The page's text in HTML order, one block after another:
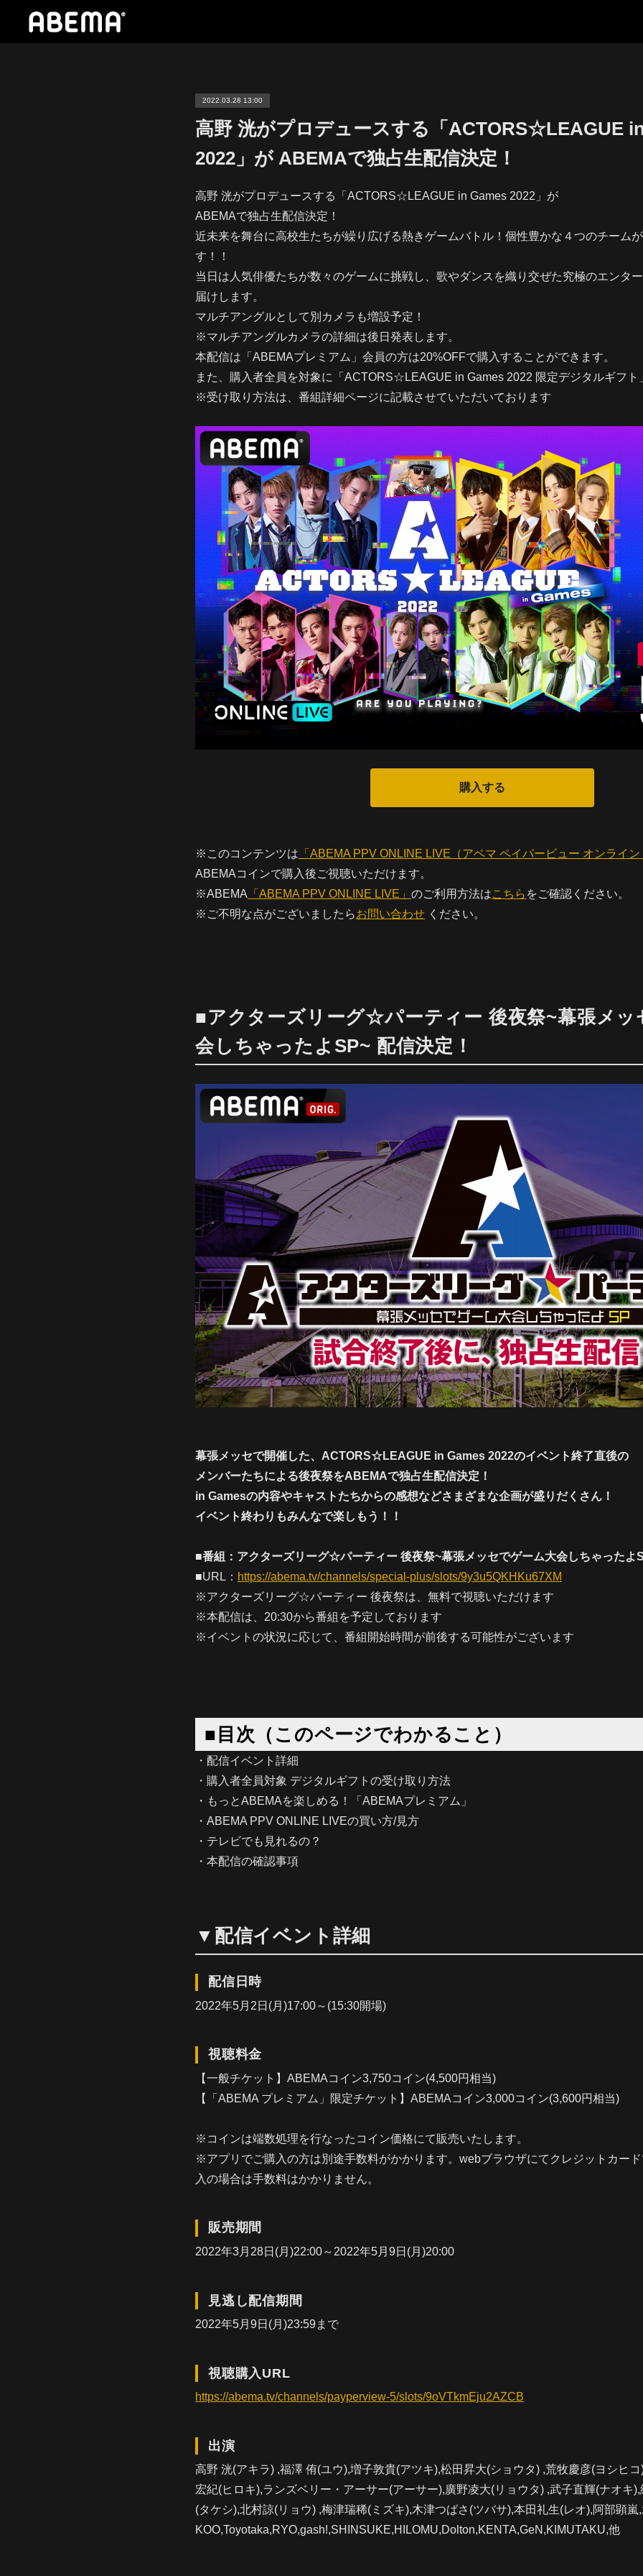
2022.03.28 13:00
高野 洸がプロデュースする「ACTORS☆LEAGUE
2022」が ABEMAで独占生配信決定！
高野 洸がプロデュースする「ACTORS☆LEAGUE in Games 2022」が
ABEMAで独占生配信決定！
近未来を舞台に高校生たちが繰り広げる熱きゲームバトル！個性豊かな４つのチーム
す！！
当日は人気俳優たちが数々のゲームに挑戦し、歌やダンスを織り交ぜた究極のエンタ
届けします。
マルチアングルとして別カメラも増設予定！
※マルチアングルカメラの詳細は後日発表します。
本配信は「ABEMAプレミアム」会員の方は20%OFFで購入することができます。
また、購入者全員を対象に「ACTORS☆LEAGUE in Games 2022 限定デジタルギフト
※受け取り方法は、番組詳細ページに記載させていただいております
※このコンテンツは 「ABEMA PPV ONLINE LIVE（アベマ ペイパービュー オンライ
ABEMAコインで購入後ご視聴いただけます。
※ABEMA 「ABEMA PPV ONLINE LIVE」 のご利用方法はこちら をご確認ください。
※ご不明な点がございましたらお問い合わせ ください。
■アクターズリーグ☆パーティー 後夜祭~幕張メッ
会しちゃったよSP~ 配信決定！
幕張メッセで開催した、ACTORS☆LEAGUE in Games 2022のイベント終了直後の
メンバーたちによる後夜祭をABEMAで独占生配信決定！
in Gamesの内容やキャストたちからの感想などさまざまな企画が盛りだくさん！
イベント終わりもみんなで楽しもう！！
■番組：アクターズリーグ☆パーティー 後夜祭~幕張メッセでゲーム大会しちゃったよ
■URL： https://abema.tv/channels/special-plus/slots/9y3u5QKHKu67XM
※アクターズリーグ☆パーティー 後夜祭は、無料で視聴いただけます
※本配信は、20:30から番組を予定しております
※イベントの状況に応じて、番組開始時間が前後する可能性がございます
■目次（このページでわかること）
・配信イベント詳細
・購入者全員対象 デジタルギフトの受け取り方法
・もっとABEMAを楽しめる！「ABEMAプレミアム」
・ABEMA PPV ONLINE LIVEの買い方/見方
・テレビでも見れるの？
・本配信の確認事項
▼配信イベント詳細
配信日時
2022年5月2日(月)17:00～(15:30開場)
視聴料金
【一般チケット】ABEMAコイン3,750コイン(4,500円相当)
【「ABEMA プレミアム」限定チケット】ABEMAコイン3,000コイン(3,600円相当)
※コインは端数処理を行なったコイン価格にて販売いたします。
※アプリでご購入の方は別途手数料がかかります。webブラウザにてクレジットカー
入の場合は手数料はかかりません。
販売期間
2022年3月28日(月)22:00～2022年5月9日(月)20:00
見逃し配信期間
2022年5月9日(月)23:59まで
視聴購入URL
https://abema.tv/channels/payperview-5/slots/9oVTkmEju2AZCB
出演
高野 洸(アキラ) ,福澤 侑(ユウ),増子敦貴(アツキ),松田昇大(ショウタ) ,荒牧慶彦(ヨシヒ
宏紀(ヒロキ),ランズベリー・アーサー(アーサー),廣野凌大(リョウタ) ,武子直輝(ナオキ
(タケシ),北村諒(リョウ) ,梅津瑞稀(ミズキ),木津つばさ(ツバサ),本田礼生(レオ),阿部顕
KOO,Toyotaka,RYO,gash!,SHINSUKE,HILOMU,Dolton,KENTA,GeN,KIMUTAKU,他